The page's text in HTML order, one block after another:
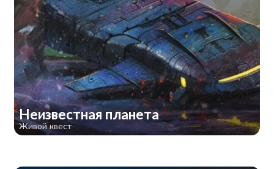
Неизвестная планета
Живой квест